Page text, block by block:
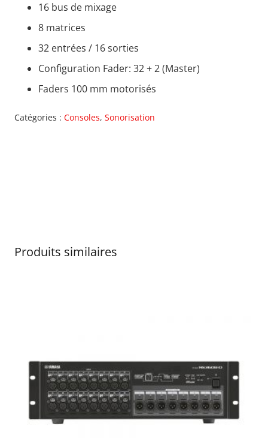
16 bus de mixage
8 matrices
32 entrées / 16 sorties
Configuration Fader: 32 + 2 (Master)
Faders 100 mm motorisés
Catégories : Consoles, Sonorisation
Produits similaires